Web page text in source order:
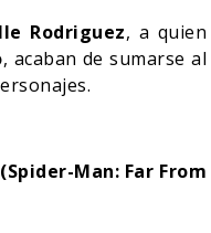
Rodriguez, a quien
, acaban de sumarse al
Man: Far From